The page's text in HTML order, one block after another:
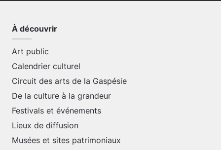
À découvrir
Art public
Calendrier culturel
Circuit des arts de la Gaspésie
De la culture à la grandeur
Festivals et événements
Lieux de diffusion
Musées et sites patrimoniaux